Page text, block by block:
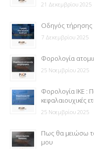
21 Δεκεμβρίου 2025
Οδηγός τήρησης
7 Δεκεμβρίου 2025
Φορολογία
25 Νοεμβρίου 2025
Φορολογία ΙΚΕ :
κεφαλαιουχικές
25 Νοεμβρίου 2025
Πως θα μειώσω
μου